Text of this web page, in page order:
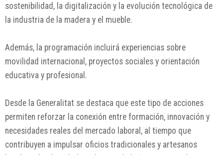
sostenibilidad, la digitalización y la evolución tecnológica de
la industria de la madera y el mueble.
Además, la programación incluirá experiencias sobre
movilidad internacional, proyectos sociales y orientación
educativa y profesional.
Desde la Generalitat se destaca que este tipo de acciones
permiten reforzar la conexión entre formación, innovación y
necesidades reales del mercado laboral, al tiempo que
contribuyen a impulsar oficios tradicionales y artesanos